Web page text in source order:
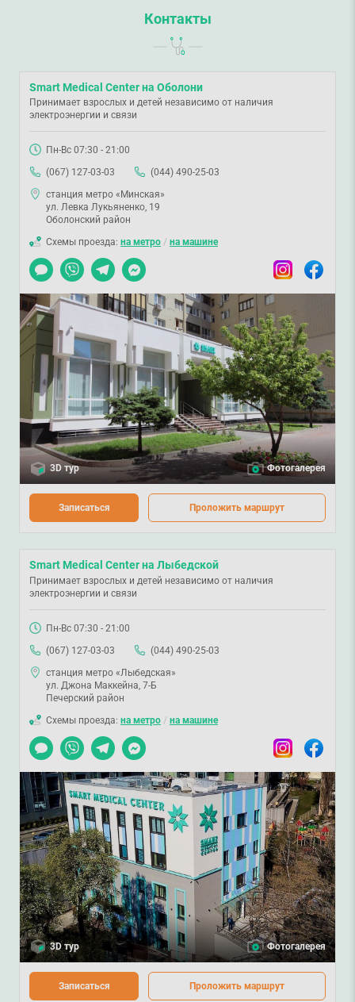
Контакты
Smart Medical Center на Оболони
Принимает взрослых и детей независимо от наличия
электроэнергии и связи
Пн-Вс 07:30 - 21:00
(067) 127-03-03
(044) 490-25-03
станция метро «Минская»
ул. Левка Лукьяненко, 19
Оболонский район
Схемы проезда: на метро / на машине
Чат
Viber TelegramMessenger InstagramFacebook
3D тур Фотогалерея
Записаться Проложить маршрут
Smart Medical Center на Лыбедской
Принимает взрослых и детей независимо от наличия
электроэнергии и связи
Пн-Вс 07:30 - 21:00
(067) 127-03-03
(044) 490-25-03
станция метро «Лыбедская»
ул. Джона Маккейна, 7-Б
Печерский район
Схемы проезда: на метро / на машине
Чат
Viber TelegramMessenger InstagramFacebook
3D тур Фотогалерея
Записаться Проложить маршрут